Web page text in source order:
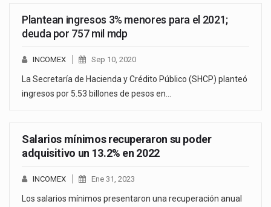
Plantean ingresos 3% menores para el 2021;
deuda por 757 mil mdp
INCOMEX Sep 10, 2020
La Secretaría de Hacienda y Crédito Público (SHCP) planteó
ingresos por 5.53 billones de pesos en…
Salarios mínimos recuperaron su poder
adquisitivo un 13.2% en 2022
INCOMEX Ene 31, 2023
Los salarios mínimos presentaron una recuperación anual